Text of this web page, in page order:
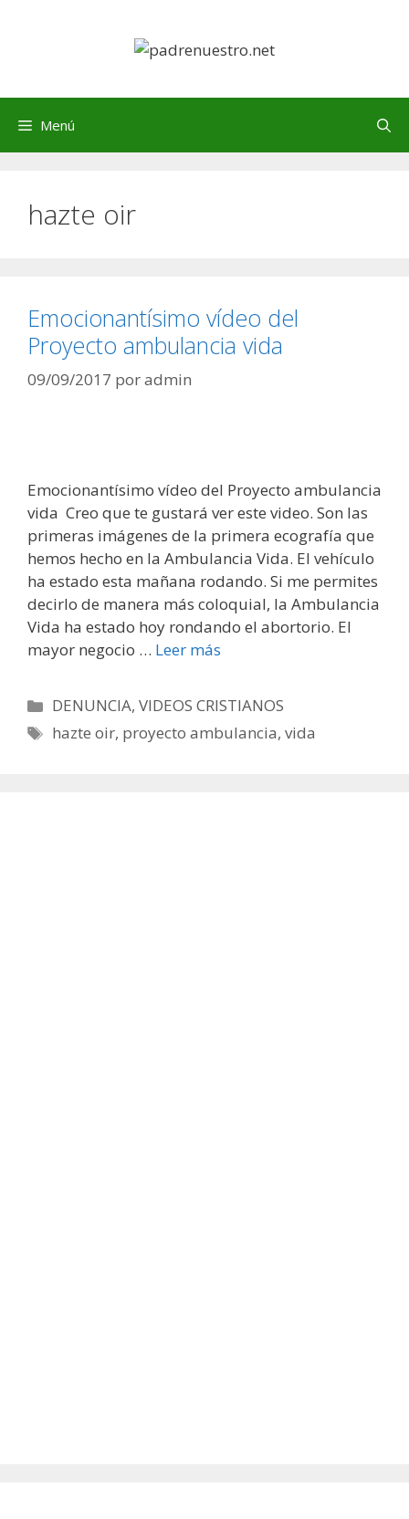
Menú
hazte oir
Emocionantísimo vídeo del
Proyecto ambulancia vida
09/09/2017 poradmin
Emocionantísimo vídeo del Proyecto ambulancia
vida Creo que te gustará ver este video. Son las
primeras imágenes de la primera ecografía que
hemos hecho en la Ambulancia Vida. El vehículo
ha estado esta mañana rodando. Si me permites
decirlo de manera más coloquial, la Ambulancia
Vida ha estado hoy rondando el abortorio. El
mayor negocio … Leer más
Categorías
DENUNCIA,VIDEOS CRISTIANOS
Etiquetas
hazte oir, proyecto ambulancia,vida